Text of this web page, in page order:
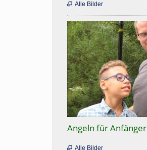
 Alle Bilder
Angeln für Anfänger
 Alle Bilder